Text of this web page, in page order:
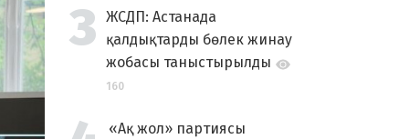
ЖСДП: Астанада
қалдықтарды бөлек жинау
жобасы таныстырылды
160
«Ақ жол» партиясы